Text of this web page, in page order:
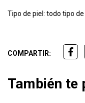
Tipo de piel: todo tipo de
COMPARTIR:
También te